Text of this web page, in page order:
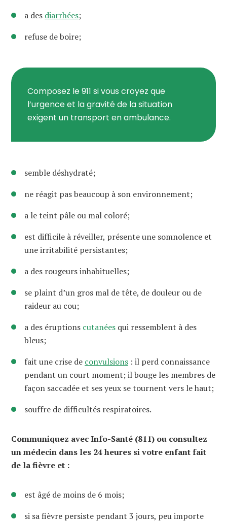
a des diarrhées;
refuse de boire;
Composez le 911 si vous croyez que
l’urgence et la gravité de la situation
exigent un transport en ambulance.
semble déshydraté;
ne réagit pas beaucoup à son environnement;
a le teint pâle ou mal coloré;
est difficile à réveiller, présente une somnolence et
une irritabilité persistantes;
a des rougeurs inhabituelles;
se plaint d’un gros mal de tête, de douleur ou de
raideur au cou;
a des éruptions cutanées qui ressemblent à des
bleus;
fait une crise de convulsions : il perd connaissance
pendant un court moment; il bouge les membres de
façon saccadée et ses yeux se tournent vers le haut;
souffre de difficultés respiratoires.
Communiquez avec Info-Santé (811) ou consultez
un médecin dans les 24 heures si votre enfant fait
de la fièvre et :
est âgé de moins de 6 mois;
si sa fièvre persiste pendant 3 jours, peu importe